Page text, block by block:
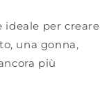
ideale per creare
una gonna,
più